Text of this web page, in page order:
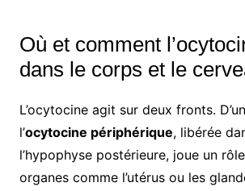
Où et comment
dans le corps et le
L’ocytocine agit sur deux fronts.
l’ocytocine périphérique, libérée
l’hypophyse postérieure, joue un
organes comme l’utérus ou les